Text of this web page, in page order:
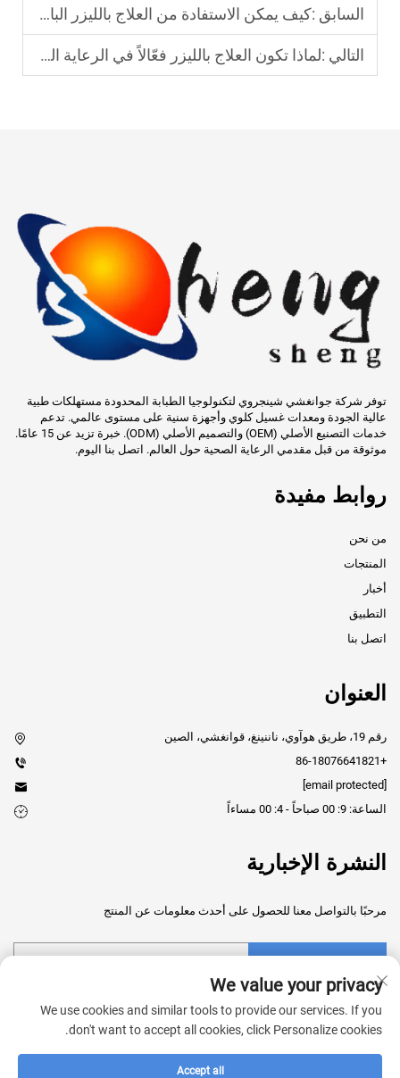
السابق :كيف يمكن الاستفادة من العلاج بالليزر البارد في الاستخدام السريري؟
التالي :لماذا تكون العلاج بالليزر فعّالاً في الرعاية الطبية الحديثة؟
توفر شركة جوانغشي شينجروي لتكنولوجيا الطبابة المحدودة مستهلكات طبية
عالية الجودة ومعدات غسيل كلوي وأجهزة سنية على مستوى عالمي. تدعم
خدمات التصنيع الأصلي (OEM) والتصميم الأصلي (ODM). خبرة تزيد عن 15 عامًا.
موثوقة من قبل مقدمي الرعاية الصحية حول العالم. اتصل بنا اليوم.
روابط مفيدة
من نحن
المنتجات
أخبار
التطبيق
اتصل بنا
العنوان
رقم 19، طريق هوآوي، ناننينغ، قوانغشي، الصين
+86-18076641821
الساعة: 9: 00 صباحاً - 4: 00 مساءاً
النشرة الإخبارية
مرحبًا بالتواصل معنا للحصول على أحدث معلومات عن المنتج
We value your privacy
We use cookies and similar tools to provide our services. If you
don't want to accept all cookies, click Personalize cookies.
Accept all